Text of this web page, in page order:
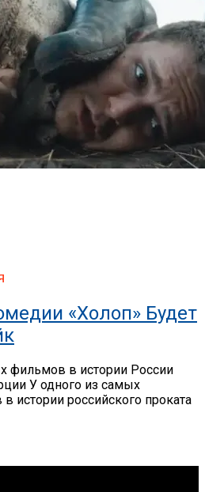
«Холоп» Будет
фильмов в истории России
У одного из самых
истории российского проката